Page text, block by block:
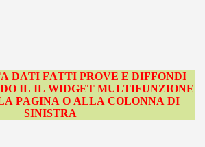
DATI FATTI PROVE E DIFFONDI
IL IL WIDGET MULTIFUNZIONE
PAGINA O ALLA COLONNA DI
SINISTRA